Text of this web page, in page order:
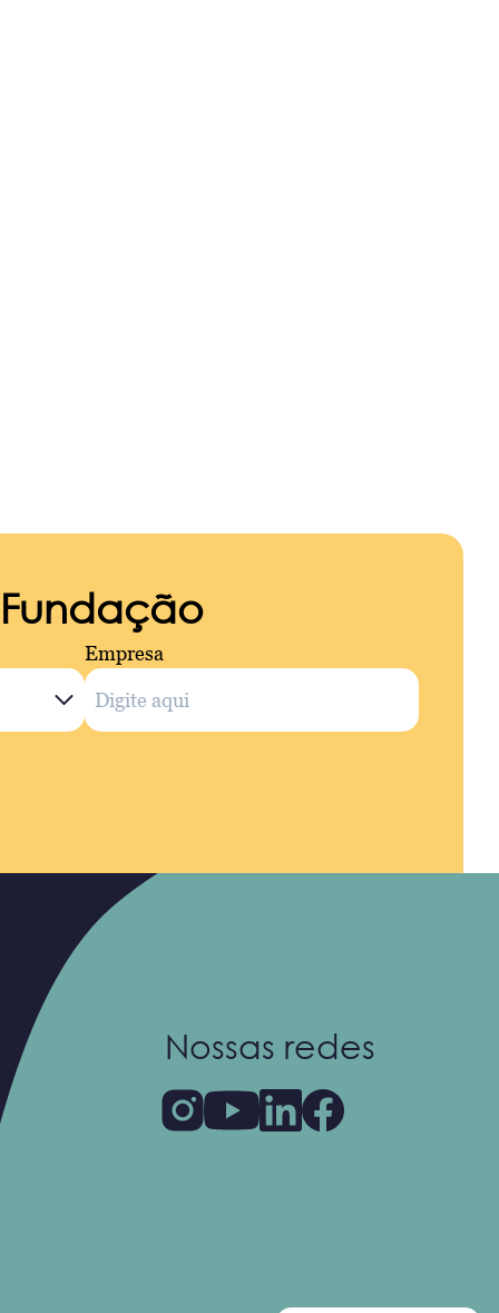
Empresa
Nossas redes